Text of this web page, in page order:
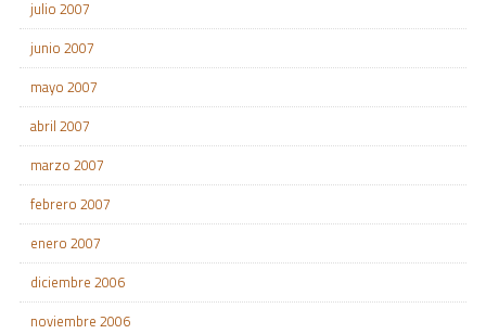
julio 2007
junio 2007
mayo 2007
abril 2007
marzo 2007
febrero 2007
enero 2007
diciembre 2006
noviembre 2006